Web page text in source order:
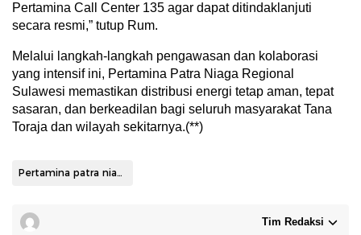
Pertamina Call Center 135 agar dapat ditindaklanjuti
secara resmi,” tutup Rum.
Melalui langkah-langkah pengawasan dan kolaborasi
yang intensif ini, Pertamina Patra Niaga Regional
Sulawesi memastikan distribusi energi tetap aman, tepat
sasaran, dan berkeadilan bagi seluruh masyarakat Tana
Toraja dan wilayah sekitarnya.(**)
Pertamina patra niaga sulawesi
Tim Redaksi